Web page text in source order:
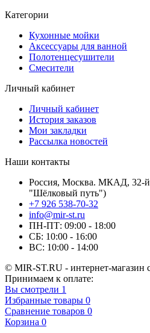
Категории
Кухонные мойки
Аксессуары для ванной
Полотенцесушители
Смесители
Личный кабинет
Личный кабинет
История заказов
Мои закладки
Рассылка новостей
Наши контакты
Россия, Москва. МКАД, 32-
"Шёлковый путь")
+7 926 538-70-32
info@mir-st.ru
ПН-ПТ: 09:00 - 18:00
СБ: 10:00 - 16:00
ВС: 10:00 - 14:00
© MIR-ST.RU - интернет-магазин
Принимаем к оплате:
Вы смотрели 1
Избранные товары 0
Сравнение товаров 0
Корзина 0